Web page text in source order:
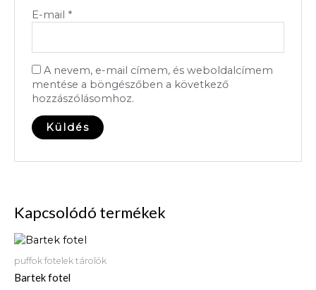
E-mail *
A nevem, e-mail címem, és weboldalcímem
mentése a böngészőben a következő
hozzászólásomhoz.
Kapcsolódó termékek
puffok fotelek tárolók
Bartek fotel